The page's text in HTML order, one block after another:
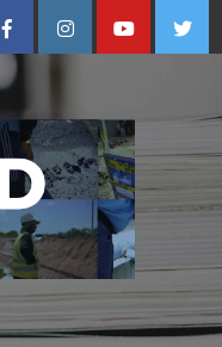
FacebookInstagramYoutube